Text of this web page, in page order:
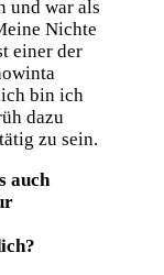
und war als
Nichte
einer der
bin ich
dazu
zu sein.
auch